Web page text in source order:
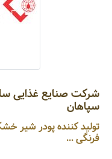
شرکت صنایع غذایی
سپاهان
تولید کننده پودر شیر
فرنگی ...